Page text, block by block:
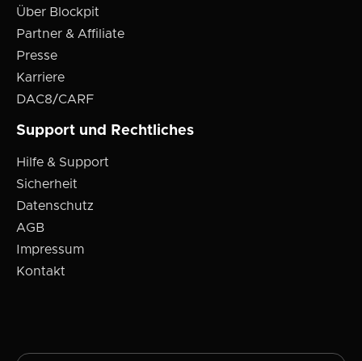
Über Blockpit
Partner & Affiliate
Presse
Karriere
DAC8/CARF
Support und Rechtliches
Hilfe & Support
Sicherheit
Datenschutz
AGB
Impressum
Kontakt